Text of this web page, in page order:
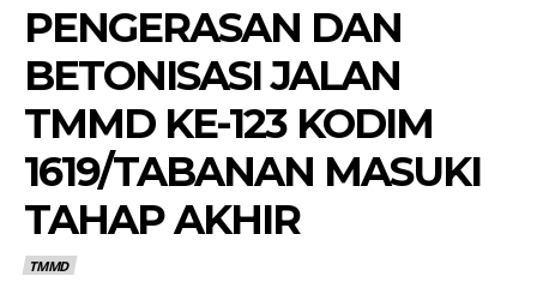
PENGERASAN DAN
BETONISASI JALAN
TMMD KE-123 KODIM
1619/TABANAN MASUKI
TAHAP AKHIR
TMMD